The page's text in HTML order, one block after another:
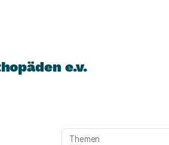
e.v.
Themen